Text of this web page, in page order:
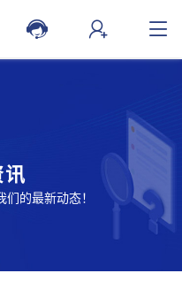
的最新动态！